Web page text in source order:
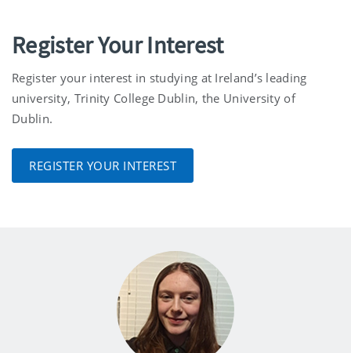
Register Your Interest
Register your interest in studying at Ireland’s leading
university, Trinity College Dublin, the University of
Dublin.
REGISTER YOUR INTEREST